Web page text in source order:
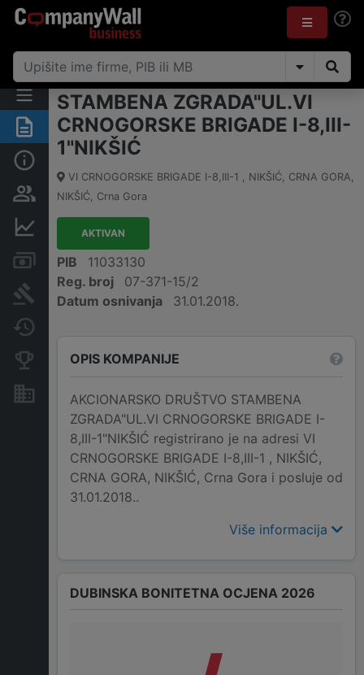
Sažetak
Osobe i vlasništvo
Finansijski podaci
Računi i blokade
Arhiva sudskih objava
Konkurentne kompanije
Nekretnine i imovina
STAMBENA ZGRADA"UL.VI
CRNOGORSKE BRIGADE I-8,III-
1"NIKŠIĆ
VI CRNOGORSKE BRIGADE I-8,III-1 , NIKŠIĆ, CRNA GORA,
NIKŠIĆ, Crna Gora
AKTIVAN
PIB
11033130
Reg. broj
07-371-15/2
Datum osnivanja
31.01.2018.
OPIS KOMPANIJE
AKCIONARSKO DRUŠTVO STAMBENA
ZGRADA"UL.VI CRNOGORSKE BRIGADE I-
8,III-1"NIKŠIĆ registrirano je na adresi VI
CRNOGORSKE BRIGADE I-8,III-1 , NIKŠIĆ,
CRNA GORA, NIKŠIĆ, Crna Gora i posluje od
31.01.2018..
Više informacija
DUBINSKA BONITETNA OCJENA 2026